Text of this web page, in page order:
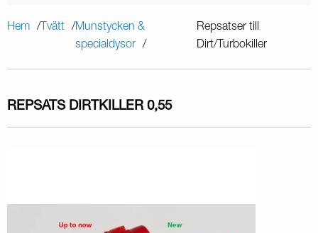
Hem Tvätt
Munstycken &
specialdysor
Repsatser till
Dirt/Turbokiller
REPSATS DIRTKILLER 0,55